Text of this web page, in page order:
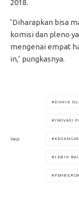
2018.
‘Diharapkan bisa
komisi dan pleno
mengenai empat
in,’ pungkasnya.
TAGS
DUNIA
INOVASI
LEBIH